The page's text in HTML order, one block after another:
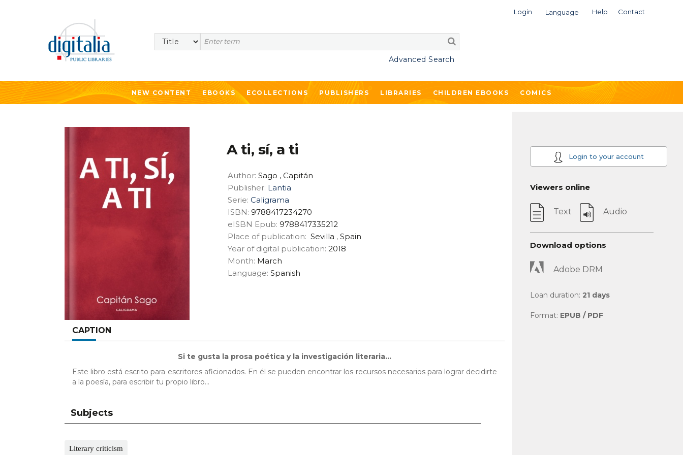
Login Language Help Contact
Search
Advanced Search
NEW CONTENT EBOOKS ECOLLECTIONS PUBLISHERS LIBRARIES CHILDREN EBOOKS COMICS
A ti, sí, a ti
Author: Sago , Capitán
Publisher: Lantia
Serie: Caligrama
ISBN: 9788417234270
eISBN Epub: 9788417335212
Place of publication: Sevilla , Spain
Year of digital publication: 2018
Month: March
Language: Spanish
CAPTION
Si te gusta la prosa poética y la investigación literaria...
Este libro está escrito para escritores aficionados. En él se pueden encontrar los recursos necesarios para lograr decidirte
a la poesía, para escribir tu propio libro...
Subjects
Literary criticism
Login to your account
Viewers online
Text Audio
Download options
Adobe DRM
Loan duration: 21 days
Format: EPUB / PDF